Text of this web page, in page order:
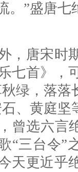
。”盛唐
唐宋时
七首》，
绿，落
、黄庭
曾选六言
“三台令”
天更近乎